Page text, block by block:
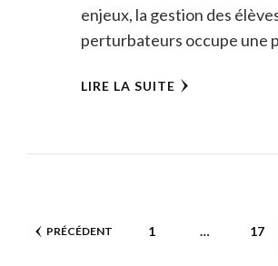
enjeux, la gestion des
perturbateurs occupe une
LIRE LA SUITE
Pagination
PRÉCÉDENT PAGE
1 … PAGE
17